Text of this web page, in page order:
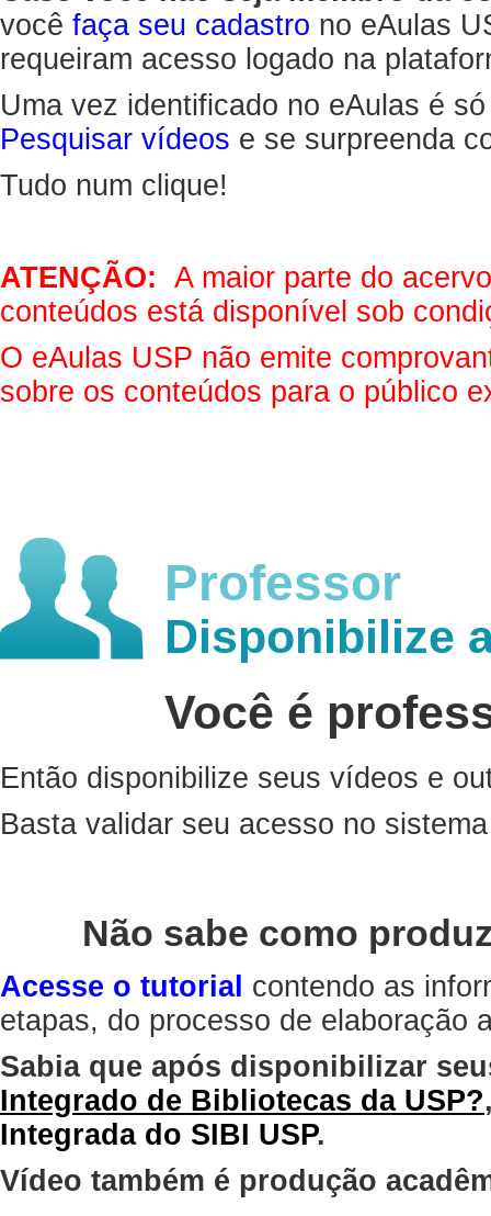
você faça seu cadastro no eAulas
requeiram acesso logado na
Uma vez identificado no eAulas é
Pesquisar vídeos e se surpreenda
Tudo num clique!
ATENÇÃO: A maior parte do
conteúdos está disponível sob
O eAulas USP não emite
sobre os conteúdos para o público
Professor
Disponibilize
Você é
Então disponibilize seus vídeos e
Basta validar seu acesso no
Não sabe como
Acesse o tutorial contendo as
etapas, do processo de elaboração
Sabia que após disponibilizar
Integrado de Bibliotecas da USP?
Integrada do SIBI USP.
Vídeo também é produção